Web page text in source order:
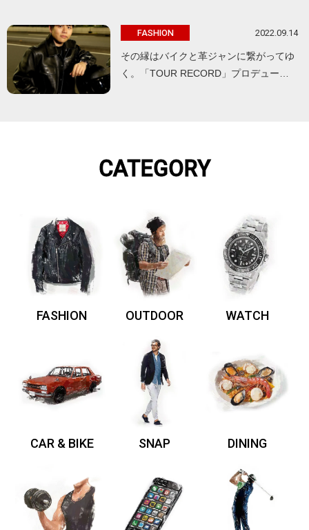
FASHION 2022.09.14
その縁はバイクと革ジャンに繋がってゆ
く。「TOUR RECORD」プロデュー…
CATEGORY
FASHION OUTDOOR WATCH
CAR & BIKE SNAP DINING